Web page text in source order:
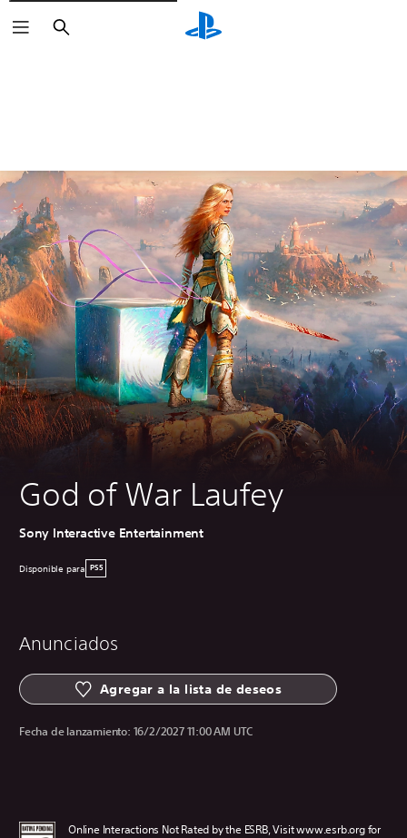
Buscar
God of War Laufey
Sony Interactive Entertainment
Disponible para PS5
Anunciados
Agregar a la lista de deseos
Fecha de lanzamiento: 16/2/2027 11:00 AM UTC
Online Interactions Not Rated by the ESRB, Visit www.esrb.org for